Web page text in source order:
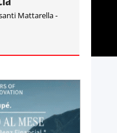
Mattarella -